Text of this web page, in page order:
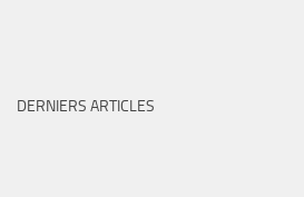
DERNIERS ARTICLES